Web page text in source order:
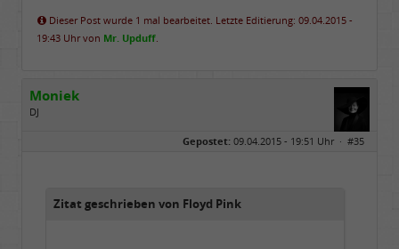
Dieser Post wurde 1 mal bearbeitet. Letzte Editierung: 09.04.2015 -
19:43 Uhr von Mr. Upduff
Moniek
DJ
Gepostet: 09.04.2015 - 19:51 Uhr · #35
Zitat geschrieben von Floyd Pink